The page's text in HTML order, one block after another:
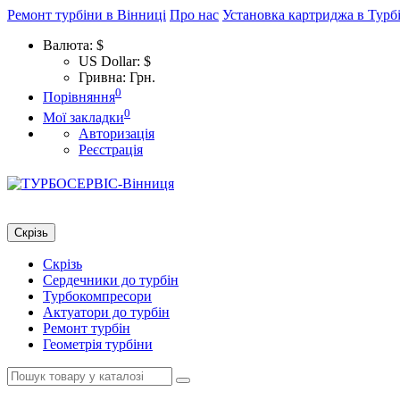
Ремонт турбіни в Вінниці Про нас Установка картриджа в
Валюта: $
US Dollar: $
Гривна: Грн.
Порівняння0
Мої закладки0
Авторизація
Реєстрація
Скрізь
Скрізь
Сердечники до турбін
Турбокомпресори
Актуатори до турбін
Ремонт турбін
Геометрія турбіни